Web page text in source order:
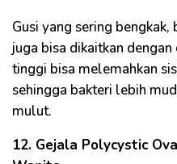
Gusi yang sering
juga bisa dikaitkan
tinggi bisa melemahkan
sehingga bakteri lebih
mulut.
12. Gejala Polycystic